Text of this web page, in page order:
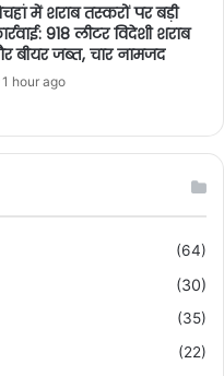
में शराब तस्करों पर बड़ी
918 लीटर विदेशी शराब
बीयर जब्त, चार नामजद
1 hour ago
(64)
(30)
(35)
(22)